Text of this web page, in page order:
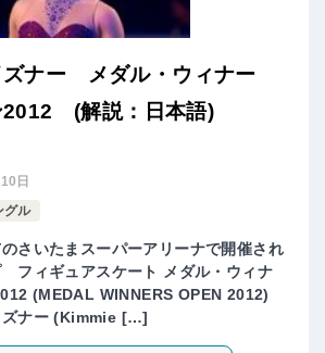
ズナー メダル・ウィナー
2012 (解説：日本語)
日
グル
さいたまスーパーアリーナで開催され
フィギュアスケート メダル・ウィナ
(MEDAL WINNERS OPEN 2012)
ズナー (Kimmie […]